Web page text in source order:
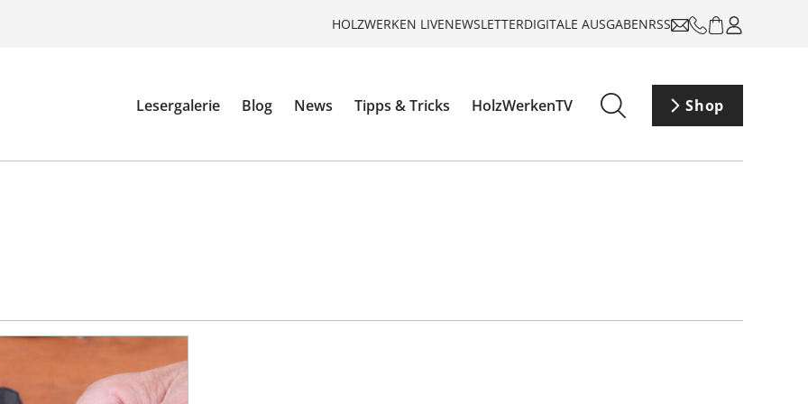
HOLZWERKEN LIVENEWSLETTERDIGITALE AUSGABENRSS
Lesergalerie Blog News Tipps & Tricks HolzWerkenTV Shop